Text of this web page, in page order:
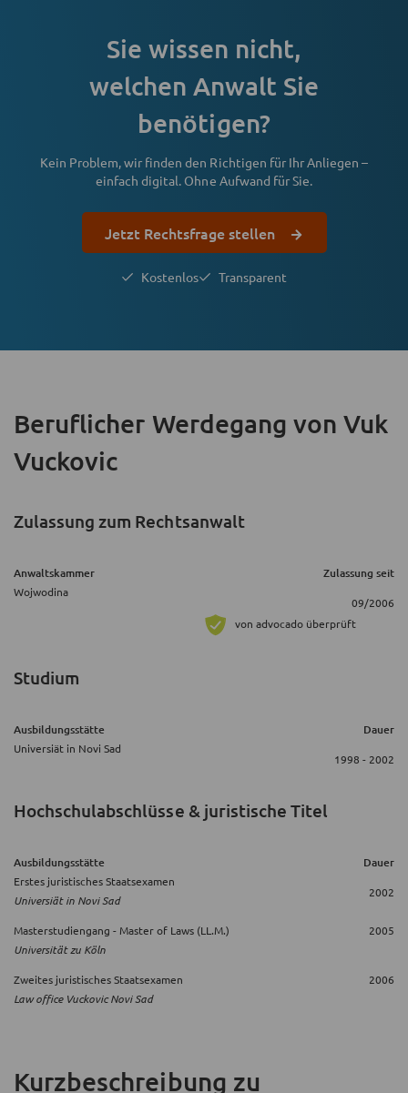
Sie wissen nicht,
welchen Anwalt Sie
benötigen?
Kein Problem, wir finden den Richtigen für Ihr Anliegen –
einfach digital. Ohne Aufwand für Sie.
Jetzt Rechtsfrage stellen
Kostenlos Transparent
Beruflicher Werdegang von Vuk
Vuckovic
Zulassung zum Rechtsanwalt
Anwaltskammer Zulassung seit
Wojwodina
09/2006
von advocado überprüft
Studium
Ausbildungsstätte Dauer
Universiät in Novi Sad
1998 - 2002
Hochschulabschlüsse & juristische Titel
Ausbildungsstätte Dauer
Erstes juristisches Staatsexamen
Universiät in Novi Sad
2002
Masterstudiengang - Master of Laws (LL.M.)
Universität zu Köln
2005
Zweites juristisches Staatsexamen
Law office Vuckovic Novi Sad
2006
Kurzbeschreibung zu